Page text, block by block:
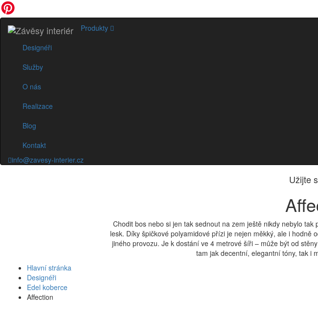
Produkty
Designéři
Služby
O nás
Realizace
Blog
Kontakt
info@zavesy-interier.cz
Užijte
Chodit bos nebo si jen tak sednout na zem ještě nikdy nebylo
lesk. Díky špičkové polyamidové přízi je nejen měkký, ale i
jiného provozu. Je k dostání ve 4 metrové šíři – může být od
tam jak decentní, elegantní tóny, tak i
Hlavní stránka
Designéři
Edel koberce
Affection